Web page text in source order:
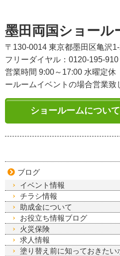
墨田両国ショール
〒130-0014 東京都墨田区亀沢
フリーダイヤル：0120-195-910
営業時間 9:00～17:00 水曜定
ールームイベントの場合営業致
ショールームについ
ブログ
イベント情報
チラシ情報
助成金について
お役立ち情報ブログ
火災保険
求人情報
塗り替え前に知っておきたい